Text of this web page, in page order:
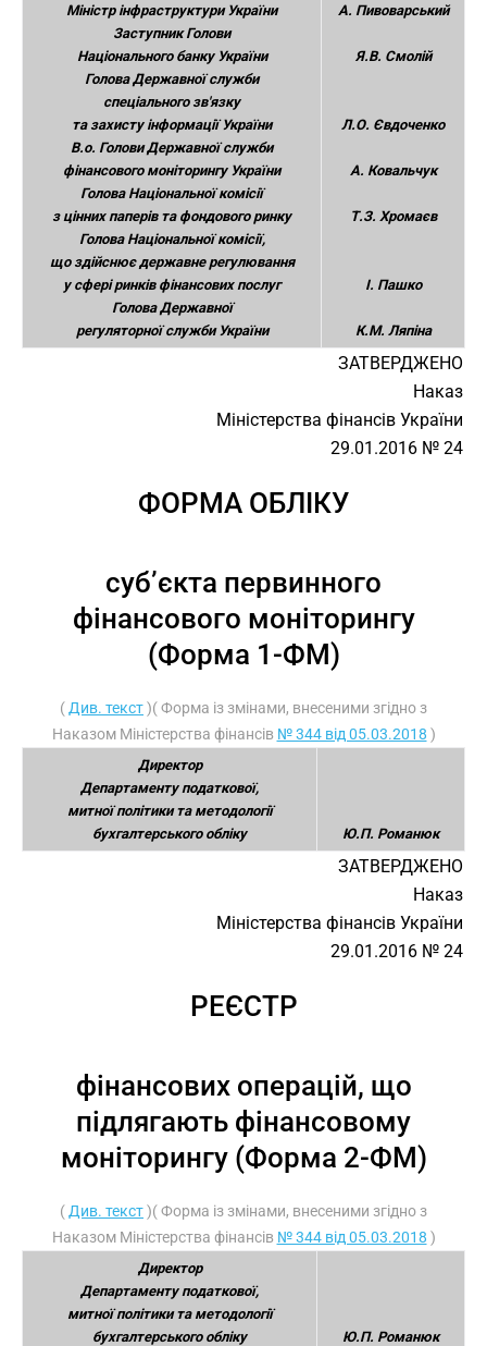
Міністр інфраструктури України
Заступник Голови
Національного банку України
Голова Державної служби
спеціального зв'язку
та захисту інформації України
В.о. Голови Державної служби
фінансового моніторингу України
Голова Національної комісії
з цінних паперів та фондового ринку
Голова Національної комісії,
що здійснює державне регулювання
у сфері ринків фінансових послуг
Голова Державної
регуляторної служби України
А. Пивоварський
Я.В. Смолій
Л.О. Євдоченко
А. Ковальчук
Т.З. Хромаєв
І. Пашко
К.М. Ляпіна
ЗАТВЕРДЖЕНО
Наказ
Міністерства фінансів України
29.01.2016 № 24
ФОРМА ОБЛІКУ
суб’єкта первинного
фінансового моніторингу
(Форма 1-ФМ)
( Див. текст)( Форма із змінами, внесеними згідно з
Наказом Міністерства фінансів № 344 від 05.03.2018 )
Директор
Департаменту податкової,
митної політики та методології
бухгалтерського обліку
Ю.П. Романюк
ЗАТВЕРДЖЕНО
Наказ
Міністерства фінансів України
29.01.2016 № 24
РЕЄСТР
фінансових операцій, що
підлягають фінансовому
моніторингу (Форма 2-ФМ)
( Див. текст)( Форма із змінами, внесеними згідно з
Наказом Міністерства фінансів № 344 від 05.03.2018 )
Директор
Департаменту податкової,
митної політики та методології
бухгалтерського обліку
Ю.П. Романюк